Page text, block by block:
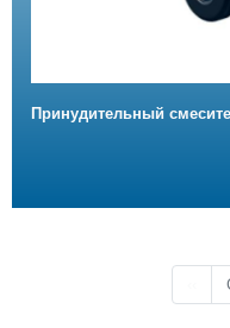
Принудительный